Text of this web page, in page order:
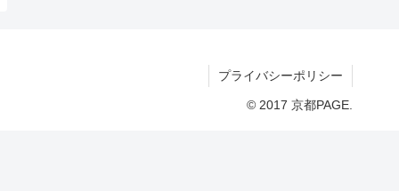
プライバシーポリシー
© 2017 京都PAGE.